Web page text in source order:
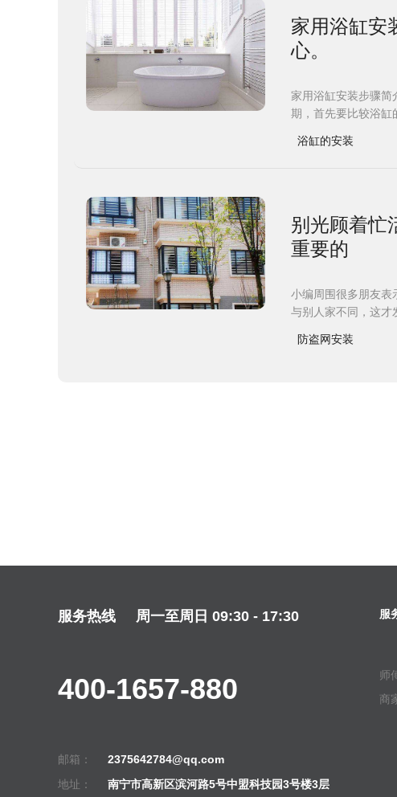
家用浴缸安
心。
家用浴缸安装步骤简
期，首先要比较浴缸
浴缸的安装
别光顾着忙
重要的
小编周围很多朋友表
与别人家不同，这才
防盗网安装
服务热线 周一至周日 09:30 - 17:30
400-1657-880
邮箱：
2375642784@qq.com
地址：
南宁市高新区滨河路5号中盟科技园3号楼3层
服
师
商